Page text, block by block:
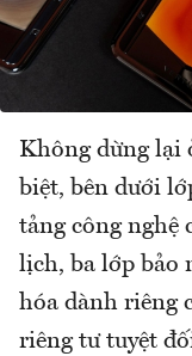
Không dừng lại
biệt, bên dưới
tảng công nghệ
lịch, ba lớp bảo
hóa dành riêng
riêng tư tuyệt